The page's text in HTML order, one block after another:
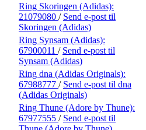
Ring Skoringen (Adidas):
21079080 / Send e-post til
Skoringen (Adidas)
Ring Synsam (Adidas):
67900011 / Send e-post til
Synsam (Adidas)
Ring dna (Adidas Originals):
67988777 / Send e-post til dna
(Adidas Originals)
Ring Thune (Adore by Thune):
67977555 / Send e-post til